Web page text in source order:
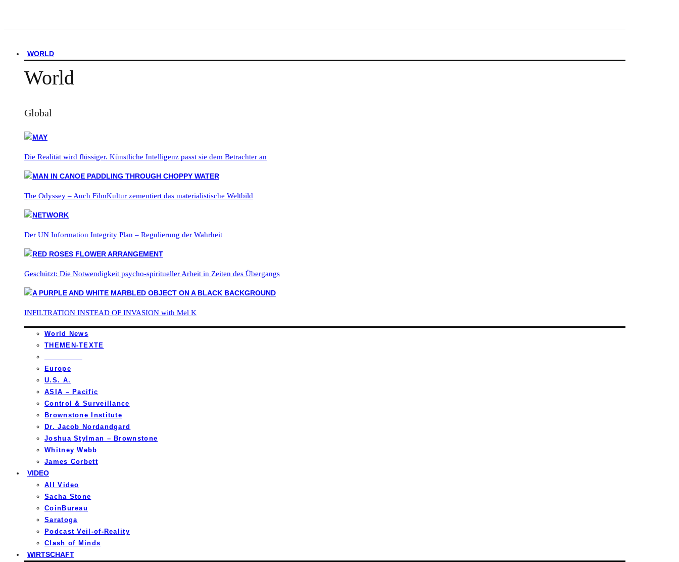
WORLD
World
Global
Die Realität wird flüssiger. Künstliche Intelligenz passt sie dem Betrachter an
The Odyssey – Auch FilmKultur zementiert das materialistische Weltbild
Der UN Information Integrity Plan – Regulierung der Wahrheit
Geschützt: Die Notwendigkeit psycho-spiritueller Arbeit in Zeiten des Übergangs
INFILTRATION INSTEAD OF INVASION with Mel K
World News
THEMEN-TEXTE
Europe
U.S. A.
ASIA – Pacific
Control & Surveillance
Brownstone Institute
Dr. Jacob Nordandgard
Joshua Stylman – Brownstone
Whitney Webb
James Corbett
VIDEO
All Video
Sacha Stone
CoinBureau
Saratoga
Podcast Veil-of-Reality
Clash of Minds
WIRTSCHAFT